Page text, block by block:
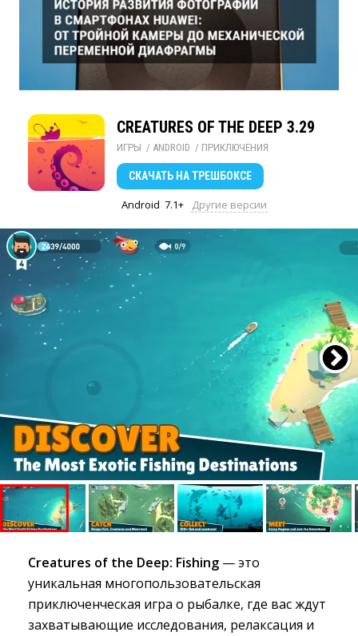
CREATURES OF THE DEEP 3.29
ИГРЫ / ANDROID / ПРИКЛЮЧЕНИЯ
СКАЧАТЬ НА ТРЕШБОКСЕ
Android 7.1+ Другие версии
Creatures of the Deep: Fishing — это
уникальная многопользовательская
приключенческая игра о рыбалке, где вас ждут
захватывающие исследования, релаксация и